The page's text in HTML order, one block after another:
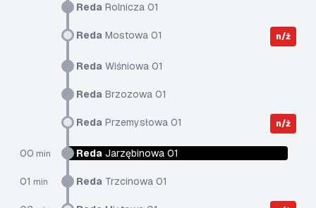
Reda Rolnicza 01
Reda Mostowa 01 n/ż
Reda Wiśniowa 01
Reda Brzozowa 01
Reda Przemysłowa 01 n/ż
00 min Reda Jarzębinowa 01
01 min Reda Trzcinowa 01